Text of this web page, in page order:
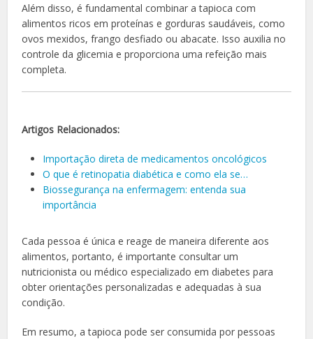
Além disso, é fundamental combinar a tapioca com
alimentos ricos em proteínas e gorduras saudáveis, como
ovos mexidos, frango desfiado ou abacate. Isso auxilia no
controle da glicemia e proporciona uma refeição mais
completa.
Artigos Relacionados:
Importação direta de medicamentos oncológicos
O que é retinopatia diabética e como ela se…
Biossegurança na enfermagem: entenda sua
importância
Cada pessoa é única e reage de maneira diferente aos
alimentos, portanto, é importante consultar um
nutricionista ou médico especializado em diabetes para
obter orientações personalizadas e adequadas à sua
condição.
Em resumo, a tapioca pode ser consumida por pessoas